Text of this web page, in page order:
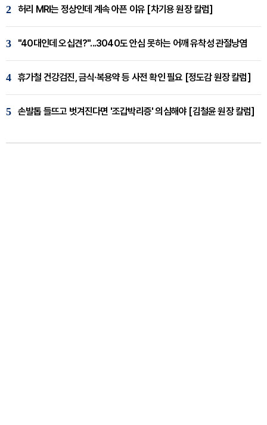
2 허리 MRI는 정상인데 계속 아픈 이유 [차기용 원장 칼럼]
3 "40대인데 오십견?"...3040도 안심 못하는 어깨 유착성 관절낭염
4 휴가철 건강검진, 금식·복용약 등 사전 확인 필요 [정도감 원장 칼럼]
5 손발톱 들뜨고 벗겨진다면 '조갑박리증' 의심해야 [김철윤 원장 칼럼]